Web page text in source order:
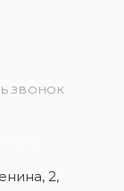
ЗВОНОК
2,